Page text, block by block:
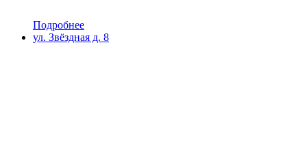
Подробнее
ул. Звёздная д. 8